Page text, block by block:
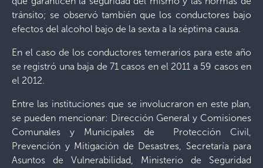
tránsito; se observó también que los conductores bajo
efectos del alcohol bajo de la sexta a la séptima causa.
En el caso de los conductores temerarios para este año
se registró una baja de 71 casos en el 2011 a 59 casos en
el 2012.
Entre las instituciones que se involucraron en este plan,
se pueden mencionar: Dirección General y Comisiones
Comunales y Municipales de Protección Civil,
Prevención y Mitigación de Desastres, Secretaría para
Asuntos de Vulnerabilidad, Ministerio de Seguridad